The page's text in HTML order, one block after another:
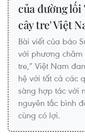
của đường lối
cây tre' Việt
Bài viết của báo
với phương
tre,” Việt Nam
hệ với tất cả các
sàng hợp tác với
nguyên tắc bình
cùng có lợi.